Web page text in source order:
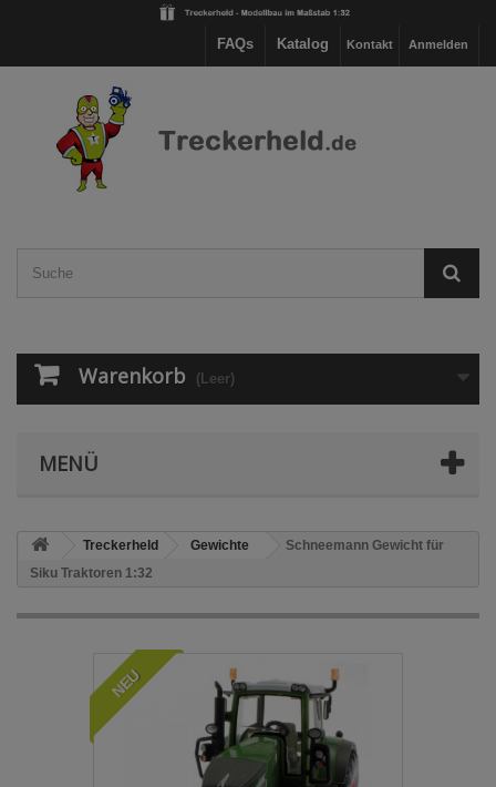
Anmelden
Kontakt
Katalog
FAQs
Warenkorb (Leer)
MENÜ
Treckerheld Gewichte
Schneemann Gewicht für
Siku Traktoren 1:32
NEU